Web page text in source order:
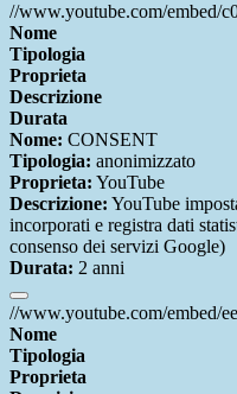
//www.youtube.com/embed/
Nome
Tipologia
Proprieta
Descrizione
Durata
Nome: CONSENT
Tipologia: anonimizzato
Proprieta: YouTube
Descrizione: YouTube
incorporati e registra dati
consenso dei servizi Google)
Durata: 2 anni
//www.youtube.com/embed/
Nome
Tipologia
Proprieta